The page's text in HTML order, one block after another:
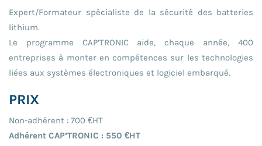
Expert/Formateur spécialiste de la sécurité des batteries
lithium.
Le programme CAP’TRONIC aide, chaque année, 400
entreprises à monter en compétences sur les technologies
liées aux systèmes électroniques et logiciel embarqué.
PRIX
Non-adhérent : 700 €HT
Adhérent CAP’TRONIC : 550 €HT